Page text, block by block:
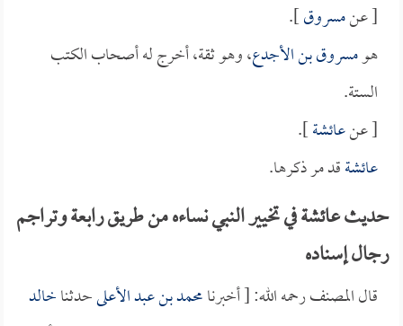
[ عنمسروق].
هومسروق بن الأجدع، وهو ثقة، أخرج له أصحاب الكتب
الستة.
[ عنعائشة].
عائشةقد مر ذكرها.
حديث عائشة في تخيير النبي نساءه من طريق رابعة وتراجم
رجال إسناده
قال المصنف رحمه الله: [ أخبرنامحمد بن عبد الأعلىحدثناخالد